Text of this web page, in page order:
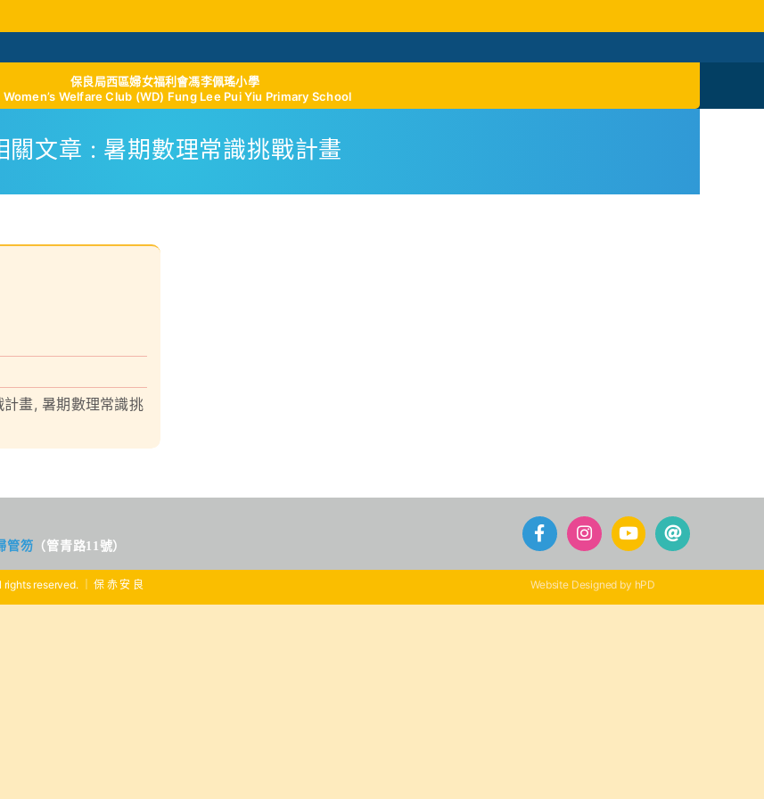
校風及學生支援 我們的成就
保良局西區婦女福利會馮李佩瑤小學
Women’s Welfare Club (WD) Fung Lee Pui Yiu Primary School
關文章 : 暑期數理常識挑戰計畫
計畫,暑期數理常識挑
管笏 （管青路11號）
reserved. ｜ 保 赤 安 良 Website Designed by hPD